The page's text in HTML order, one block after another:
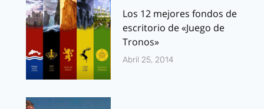
Los 12 mejores fondos de
escritorio de «Juego de
Tronos»
Abril 25, 2014